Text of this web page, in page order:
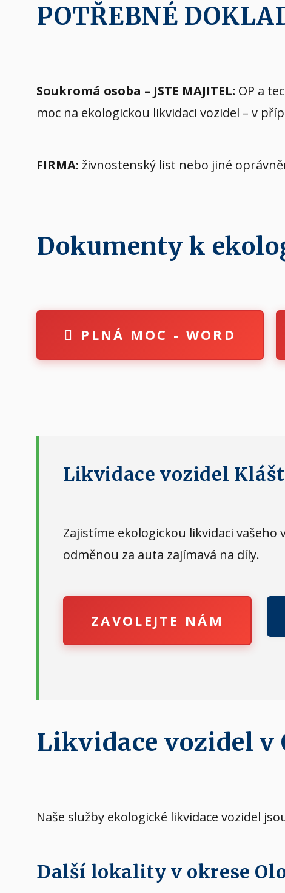
POTŘEBNÉ
Soukromá osoba – JSTE MAJITEL: OP a
moc na ekologickou likvidaci vozidel – v
FIRMA: živnostenský list nebo jiné
Dokumenty k
PLNÁ MOC - WORD
Likvidace vozidel
Zajistíme ekologickou likvidaci
odměnou za auta zajímavá na díly.
ZAVOLEJTE NÁM
Likvidace vozidel v
Naše služby ekologické likvidace vozidel
Další lokality v okrese